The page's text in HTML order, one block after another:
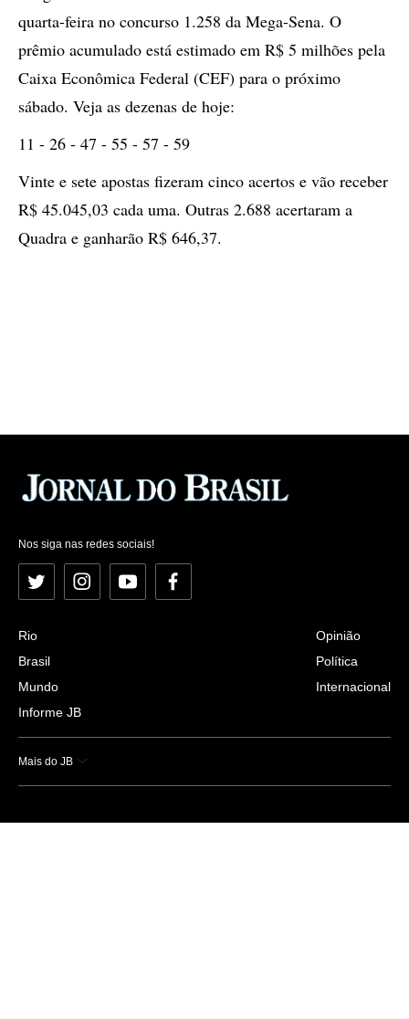
quarta-feira no concurso 1.258 da Mega-Sena. O
prêmio acumulado está estimado em R$ 5 milhões pela
Caixa Econômica Federal (CEF) para o próximo
sábado. Veja as dezenas de hoje:
11 - 26 - 47 - 55 - 57 - 59
Vinte e sete apostas fizeram cinco acertos e vão receber
R$ 45.045,03 cada uma. Outras 2.688 acertaram a
Quadra e ganharão R$ 646,37.
Nos siga nas redes sociais!
Twitter InstagramYouTubeFacebook
Rio
Brasil
Mundo
Informe JB
Opinião
Política
Internacional
Mais do JB
Esportes